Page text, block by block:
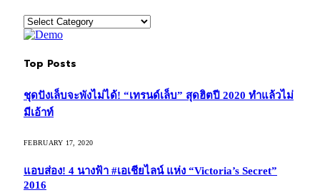
Categories
Top Posts
ชุดปังเล็บจะพังไม่ได้! “เทรนด์เล็บ” สุดฮิตปี 2020 ทำแล้วไม่
มีเอ้าท์
FEBRUARY 17, 2020
แอบส่อง! 4 นางฟ้า #เอเชียไลน์ แห่ง “Victoria’s Secret”
2016